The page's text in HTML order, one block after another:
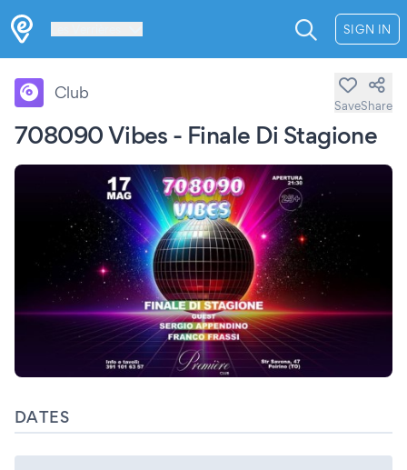
SIGN IN
708090 Vibes - Finale Di Stagione
Club
SaveShare
DATES